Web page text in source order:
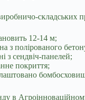
складських
12-14 м;
з полірованого
з сендвіч-панелей;
покриття;